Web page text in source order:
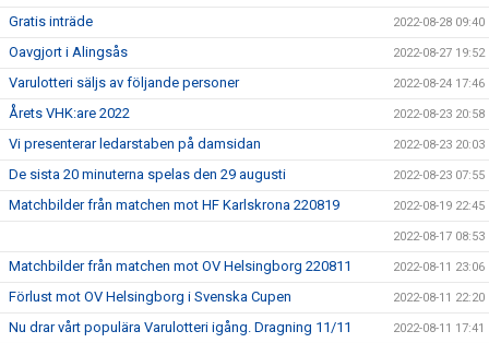
Gratis inträde 2022-08-28 09:40
Oavgjort i Alingsås 2022-08-27 19:52
Varulotteri säljs av följande personer 2022-08-24 17:46
Årets VHK:are 2022 2022-08-23 20:58
Vi presenterar ledarstaben på damsidan 2022-08-23 20:03
De sista 20 minuterna spelas den 29 augusti 2022-08-23 07:55
Matchbilder från matchen mot HF Karlskrona 220819 2022-08-19 22:45
2022-08-17 08:53
Matchbilder från matchen mot OV Helsingborg 220811 2022-08-11 23:06
Förlust mot OV Helsingborg i Svenska Cupen 2022-08-11 22:20
Nu drar vårt populära Varulotteri igång. Dragning 11/11 2022-08-11 17:41